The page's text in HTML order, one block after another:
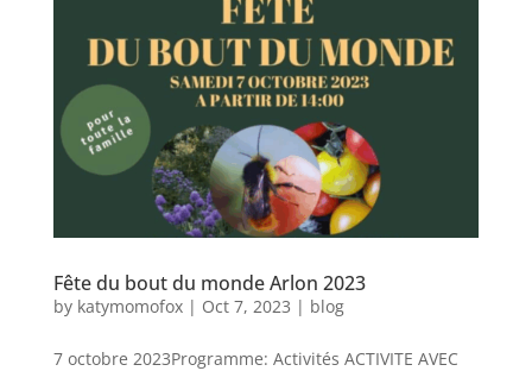
Fête du bout du monde Arlon 2023
by katymomofox| Oct 7, 2023 | blog
7 octobre 2023Programme: Activités ACTIVITE AVEC